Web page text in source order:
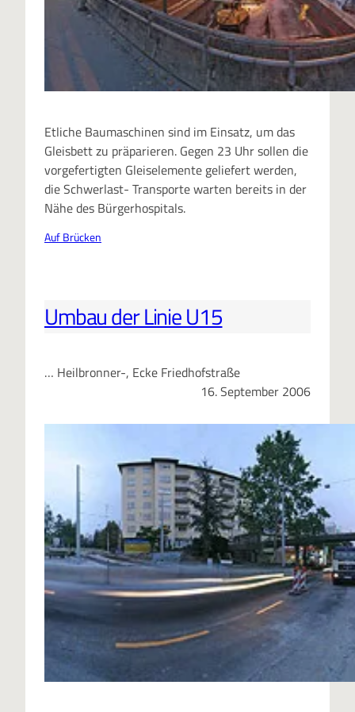
Etliche Baumaschinen sind im Einsatz, um das
Gleisbett zu präparieren. Gegen 23 Uhr sollen die
vorgefertigten Gleiselemente geliefert werden,
die Schwerlast- Transporte warten bereits in der
Nähe des Bürgerhospitals.
Auf Brücken
Umbau der Linie U15
… Heilbronner-, Ecke Friedhofstraße
16. September 2006